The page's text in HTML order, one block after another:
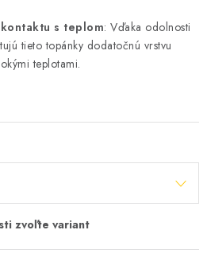
s teplom: Vďaka odolnosti
tieto topánky dodatočnú vrstvu
teplotami.